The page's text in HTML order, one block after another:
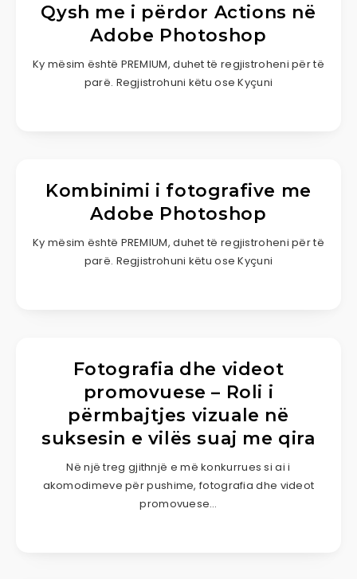
Qysh me i përdor Actions në
Adobe Photoshop
Ky mësim është PREMIUM, duhet të regjistroheni për të
parë. Regjistrohuni këtu ose Kyçuni
Kombinimi i fotografive me
Adobe Photoshop
Ky mësim është PREMIUM, duhet të regjistroheni për të
parë. Regjistrohuni këtu ose Kyçuni
Fotografia dhe videot
promovuese – Roli i
përmbajtjes vizuale në
suksesin e vilës suaj me qira
Në një treg gjithnjë e më konkurrues si ai i
akomodimeve për pushime, fotografia dhe videot
promovuese…